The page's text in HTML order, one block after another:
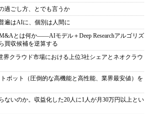
過ごし方、とでも言うか
遍はAIに、個別は人間に
とは何か――AIモデル＋Deep Researchアルゴリズ
買収候補を逆算する
界クラウド市場における上位3社シェアとネオクラウ
トボット（圧倒的な高機能と高性能、業界最安値）を
ないのか。収益化した20人に1人が月30万円以上とい